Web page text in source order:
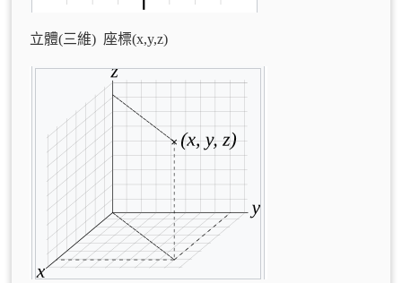
立體(三維) 座標(x,y,z)